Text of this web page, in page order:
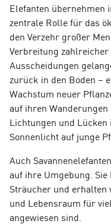
Elefanten übernehmen
zentrale Rolle für das
den Verzehr großer
Verbreitung
Ausscheidungen
zurück in den Boden –
Wachstum neuer
auf ihren
Lichtungen und
Sonnenlicht auf junge
Auch
auf ihre Umgebung.
Sträucher und erhalten
und Lebensraum für
angewiesen sind.